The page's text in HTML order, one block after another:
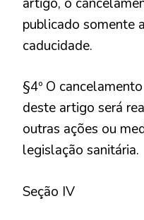
publicado somente
caducidade.
§4º O
deste artigo será
outras ações ou
legislação sanitária.
Seção IV